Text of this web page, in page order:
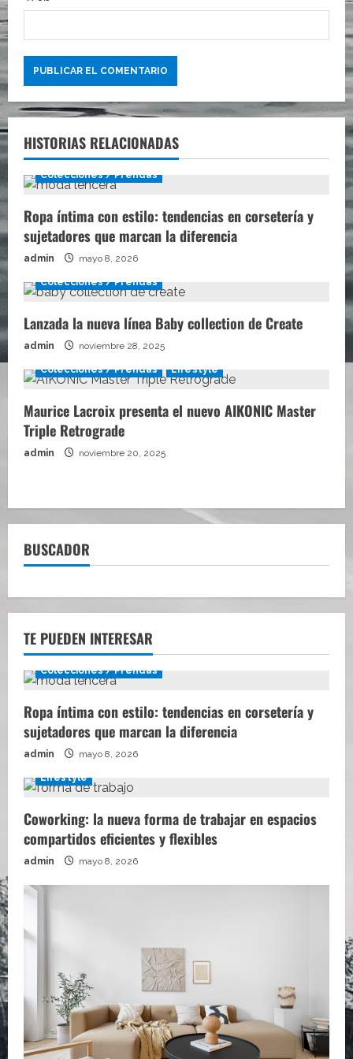
HISTORIAS RELACIONADAS
Colecciones / Prendas
Ropa íntima con estilo: tendencias en corsetería y
sujetadores que marcan la diferencia
admin mayo 8, 2026
Colecciones / Prendas
Lanzada la nueva línea Baby collection de Create
admin noviembre 28, 2025
Colecciones / Prendas Lifestyle
Maurice Lacroix presenta el nuevo AIKONIC Master
Triple Retrograde
admin noviembre 20, 2025
BUSCADOR
TE PUEDEN INTERESAR
Colecciones / Prendas
Ropa íntima con estilo: tendencias en corsetería y
sujetadores que marcan la diferencia
admin mayo 8, 2026
Lifestyle
Coworking: la nueva forma de trabajar en espacios
compartidos eficientes y flexibles
admin mayo 8, 2026